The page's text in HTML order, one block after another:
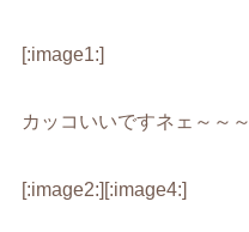
[:image1:]
カッコいいですネェ～～～
[:image2:][:image4:]